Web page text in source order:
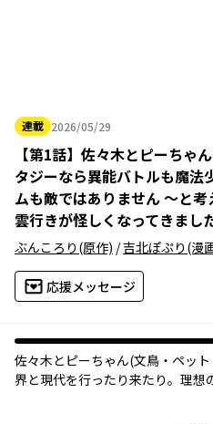
連載 2026/05/29
2026年05月29日
【第1話】 佐々木とピーちゃ
タジーなら異能バトルも魔法
ムも敵ではありません ～と考
雲行きが怪しくなってきまし
ぶんころり (原作) /吉北ぽぷり (漫
応援メッセージ
佐々木とピーちゃん(文鳥・ペッ
界と現代を行ったり来たり。理想